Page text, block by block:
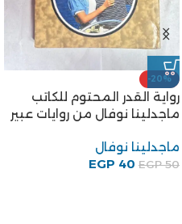
-20%
رواية القدر المحتوم للكاتب
ماجدلينا نوفال من روايات عبير
ماجدلينا نوفال
EGP50
EGP 40